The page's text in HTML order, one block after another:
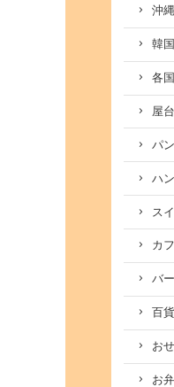
沖
韓
各
屋
パ
ハ
ス
カ
バー
百
お
お